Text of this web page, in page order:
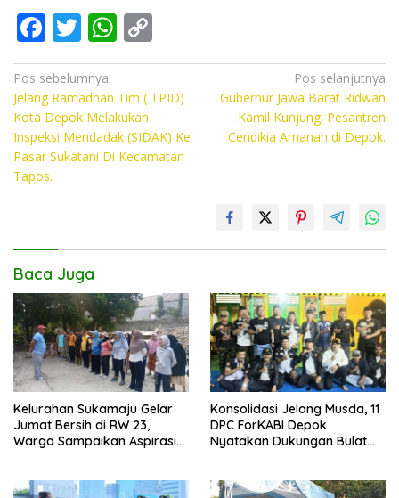
F
ac
e
b
o
o
T
w
itt
er
W
h
at
s
A
p
o
p
y
Li
n
Navigasi
pos
Pos sebelumnya
Jelang Ramadhan Tim ( TPID)
Kota Depok Melakukan
Inspeksi Mendadak (SIDAK) Ke
Pasar Sukatani Di Kecamatan
Tapos.
Pos selanjutnya
Gubernur Jawa Barat Ridwan
Kamil Kunjungi Pesantren
Cendikia Amanah di Depok.
Baca Juga
Kelurahan Sukamaju Gelar
Jumat Bersih di RW 23,
Warga Sampaikan Aspirasi
Konsolidasi Jelang Musda, 11
DPC ForKABI Depok
Nyatakan Dukungan Bulat